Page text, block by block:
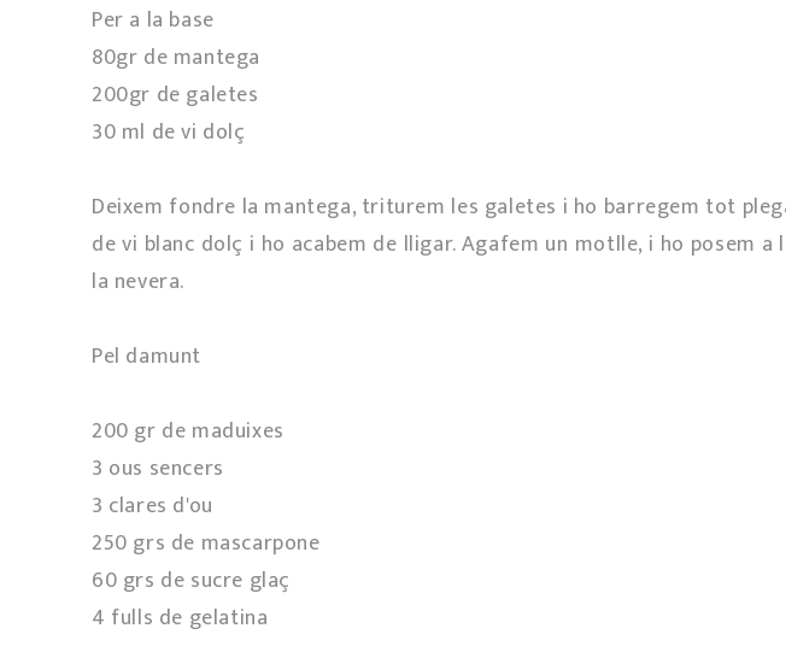
Per a la base
80gr de mantega
200gr de galetes
30 ml de vi dolç
Deixem fondre la mantega, triturem les galetes i ho barregem tot
de vi blanc dolç i ho acabem de lligar. Agafem un motlle, i ho posem a
la nevera.
Pel damunt
200 gr de maduixes
3 ous sencers
3 clares d'ou
250 grs de mascarpone
60 grs de sucre glaç
4 fulls de gelatina